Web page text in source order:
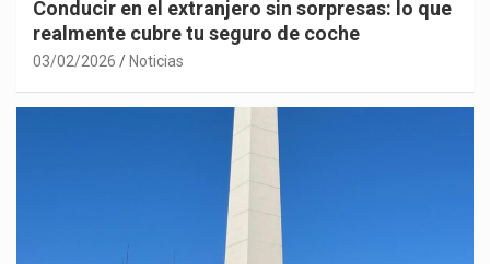
Conducir en el extranjero sin sorpresas: lo que
realmente cubre tu seguro de coche
03/02/2026 Noticias